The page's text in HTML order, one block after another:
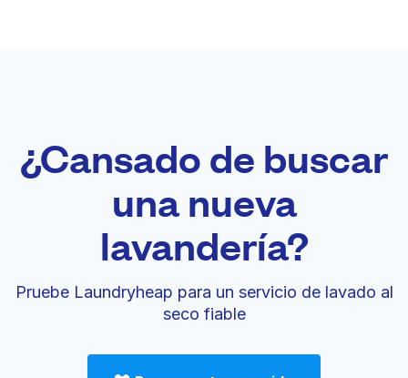
¿Cansado de buscar
una nueva
lavandería?
Pruebe Laundryheap para un servicio de lavado al
seco fiable